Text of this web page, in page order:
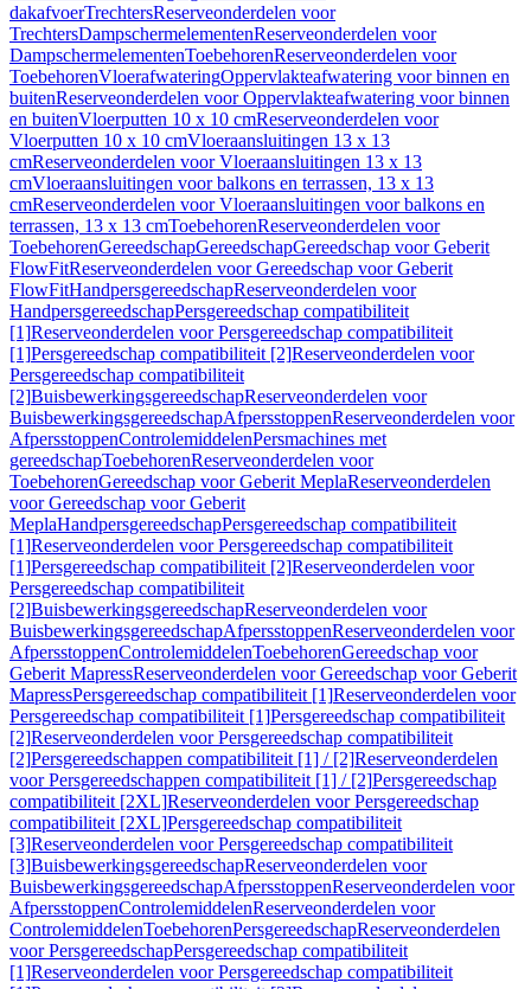
dakafvoerTrechtersReserveonderdelen voor
TrechtersDampschermelementenReserveonderdelen voor
DampschermelementenToebehorenReserveonderdelen voor
ToebehorenVloerafwateringOppervlakteafwatering voor binnen en
buitenReserveonderdelen voor Oppervlakteafwatering voor binnen
en buitenVloerputten 10 x 10 cmReserveonderdelen voor
Vloerputten 10 x 10 cmVloeraansluitingen 13 x 13
cmReserveonderdelen voor Vloeraansluitingen 13 x 13
cmVloeraansluitingen voor balkons en terrassen, 13 x 13
cmReserveonderdelen voor Vloeraansluitingen voor balkons en
terrassen, 13 x 13 cmToebehorenReserveonderdelen voor
ToebehorenGereedschapGereedschapGereedschap voor Geberit
FlowFitReserveonderdelen voor Gereedschap voor Geberit
FlowFitHandpersgereedschapReserveonderdelen voor
HandpersgereedschapPersgereedschap compatibiliteit
[1]Reserveonderdelen voor Persgereedschap compatibiliteit
[1]Persgereedschap compatibiliteit [2]Reserveonderdelen voor
Persgereedschap compatibiliteit
[2]BuisbewerkingsgereedschapReserveonderdelen voor
BuisbewerkingsgereedschapAfpersstoppenReserveonderdelen voor
AfpersstoppenControlemiddelenPersmachines met
gereedschapToebehorenReserveonderdelen voor
ToebehorenGereedschap voor Geberit MeplaReserveonderdelen
voor Gereedschap voor Geberit
MeplaHandpersgereedschapPersgereedschap compatibiliteit
[1]Reserveonderdelen voor Persgereedschap compatibiliteit
[1]Persgereedschap compatibiliteit [2]Reserveonderdelen voor
Persgereedschap compatibiliteit
[2]BuisbewerkingsgereedschapReserveonderdelen voor
BuisbewerkingsgereedschapAfpersstoppenReserveonderdelen voor
AfpersstoppenControlemiddelenToebehorenGereedschap voor
Geberit MapressReserveonderdelen voor Gereedschap voor Geberit
MapressPersgereedschap compatibiliteit [1]Reserveonderdelen voor
Persgereedschap compatibiliteit [1]Persgereedschap compatibiliteit
[2]Reserveonderdelen voor Persgereedschap compatibiliteit
[2]Persgereedschappen compatibiliteit [1] / [2]Reserveonderdelen
voor Persgereedschappen compatibiliteit [1] / [2]Persgereedschap
compatibiliteit [2XL]Reserveonderdelen voor Persgereedschap
compatibiliteit [2XL]Persgereedschap compatibiliteit
[3]Reserveonderdelen voor Persgereedschap compatibiliteit
[3]BuisbewerkingsgereedschapReserveonderdelen voor
BuisbewerkingsgereedschapAfpersstoppenReserveonderdelen voor
AfpersstoppenControlemiddelenReserveonderdelen voor
ControlemiddelenToebehorenPersgereedschapReserveonderdelen
voor PersgereedschapPersgereedschap compatibiliteit
[1]Reserveonderdelen voor Persgereedschap compatibiliteit